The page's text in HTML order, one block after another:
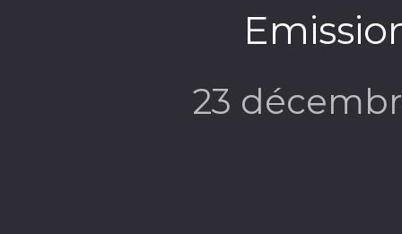
23